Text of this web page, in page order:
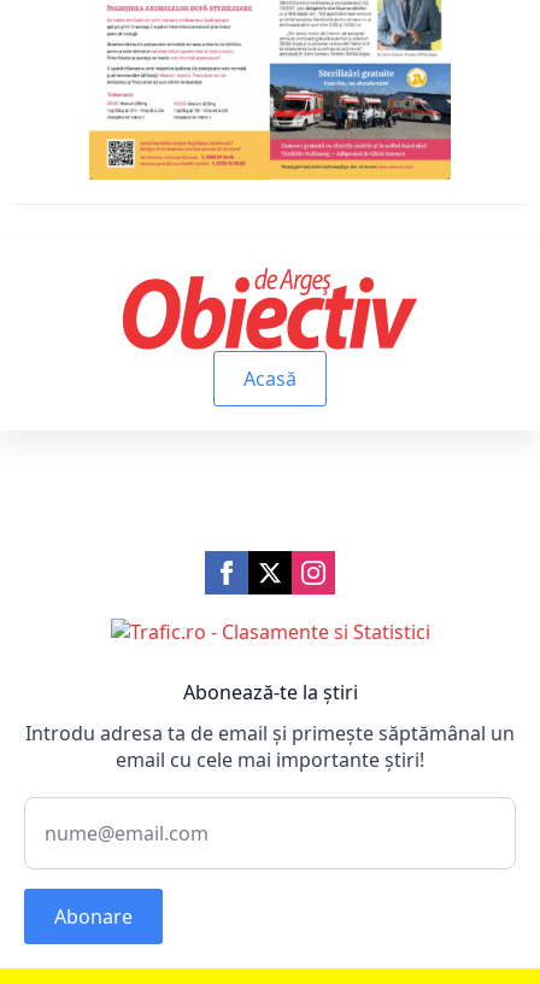
Acasă
Abonează-te la știri
Introdu adresa ta de email și primește săptămânal un
email cu cele mai importante știri!
Abonare